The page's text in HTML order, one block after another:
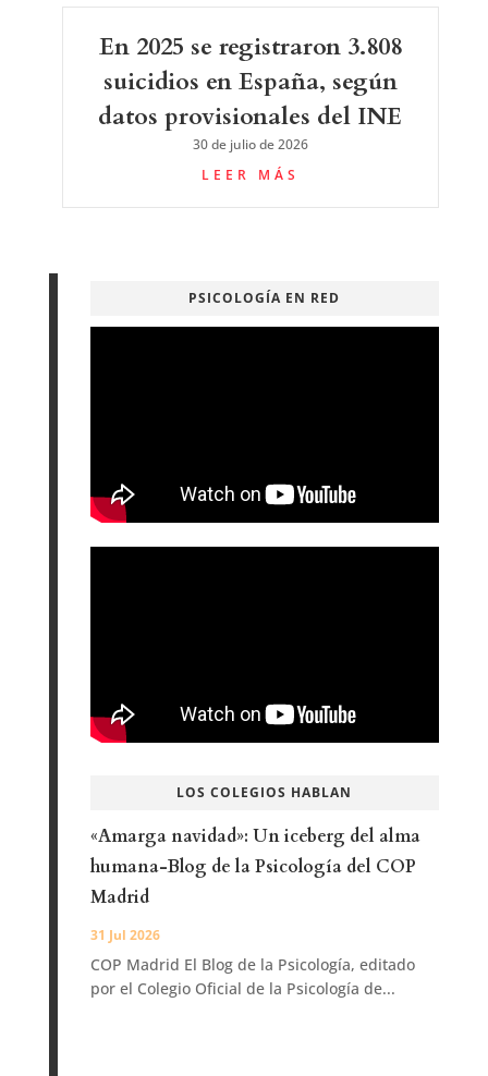
En 2025 se registraron 3.808
suicidios en España, según
datos provisionales del INE
30 de julio de 2026
LEER MÁS
PSICOLOGÍA EN RED
LOS COLEGIOS HABLAN
«Amarga navidad»: Un iceberg del alma
humana-Blog de la Psicología del COP
Madrid
31 Jul 2026
COP Madrid El Blog de la Psicología, editado
por el Colegio Oficial de la Psicología de...